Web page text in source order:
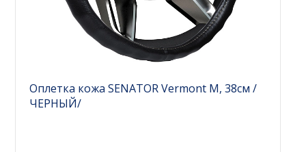
Оплетка кожа SENATOR Vermont M, 38см /
ЧЕРНЫЙ/